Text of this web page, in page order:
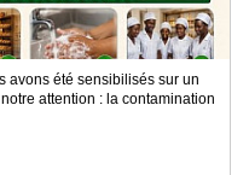
avons été sensibilisés sur un
attention : la contamination